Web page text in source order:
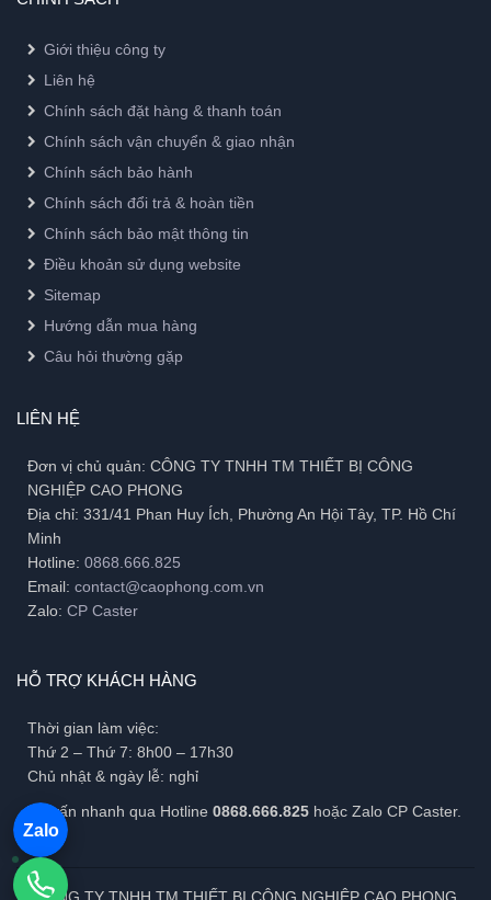
Giới thiệu công ty
Liên hệ
Chính sách đặt hàng & thanh toán
Chính sách vận chuyển & giao nhận
Chính sách bảo hành
Chính sách đổi trả & hoàn tiền
Chính sách bảo mật thông tin
Điều khoản sử dụng website
Sitemap
Hướng dẫn mua hàng
Câu hỏi thường gặp
LIÊN HỆ
Đơn vị chủ quản: CÔNG TY TNHH TM THIẾT BỊ CÔNG
NGHIỆP CAO PHONG
Địa chỉ: 331/41 Phan Huy Ích, Phường An Hội Tây, TP. Hồ Chí
Minh
Hotline: 0868.666.825
Email: contact@caophong.com.vn
Zalo: CP Caster
HỖ TRỢ KHÁCH HÀNG
Thời gian làm việc:
Thứ 2 – Thứ 7: 8h00 – 17h30
Chủ nhật & ngày lễ: nghỉ
Tư vấn nhanh qua Hotline 0868.666.825 hoặc Zalo CP Caster.
Zalo